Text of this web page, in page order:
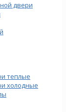
двери
теплые
холодные